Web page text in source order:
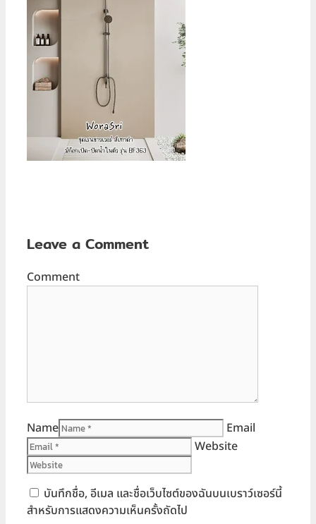
Leave a Comment
Comment
Name
Email
Website
บันทึกชื่อ, อีเมล และชื่อเว็บไซต์ของฉันบนเบราว์เซอร์นี้
สำหรับการแสดงความเห็นครั้งถัดไป